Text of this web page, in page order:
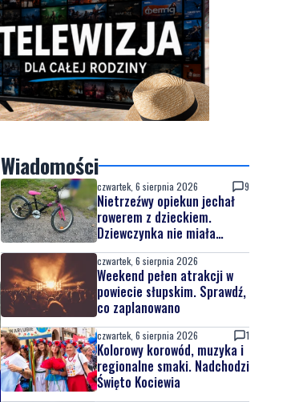
Wiadomości
czwartek, 6 sierpnia 2026 9
Nietrzeźwy opiekun jechał
rowerem z dzieckiem.
Dziewczynka nie miała
kasku
czwartek, 6 sierpnia 2026
Weekend pełen atrakcji w
powiecie słupskim. Sprawdź,
co zaplanowano
czwartek, 6 sierpnia 2026 1
Kolorowy korowód, muzyka i
regionalne smaki. Nadchodzi
Święto Kociewia